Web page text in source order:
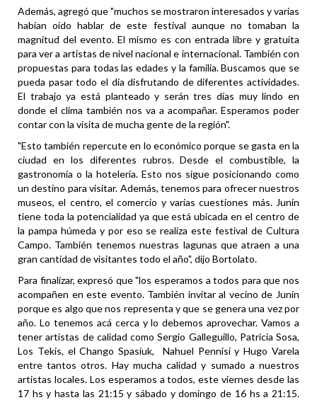
Además, agregó que "muchos se mostraron interesados y varias
habían oído hablar de este festival aunque no tomaban la
magnitud del evento. El mismo es con entrada libre y gratuita
para ver a artistas de nivel nacional e internacional. También con
propuestas para todas las edades y la familia. Buscamos que se
pueda pasar todo el día disfrutando de diferentes actividades.
El trabajo ya está planteado y serán tres días muy lindo en
donde el clima también nos va a acompañar. Esperamos poder
contar con la visita de mucha gente de la región".
"Esto también repercute en lo económico porque se gasta en la
ciudad en los diferentes rubros. Desde el combustible, la
gastronomía o la hotelería. Esto nos sigue posicionando como
un destino para visitar. Además, tenemos para ofrecer nuestros
museos, el centro, el comercio y varias cuestiones más. Junín
tiene toda la potencialidad ya que está ubicada en el centro de
la pampa húmeda y por eso se realiza este festival de Cultura
Campo. También tenemos nuestras lagunas que atraen a una
gran cantidad de visitantes todo el año", dijo Bortolato.
Para finalizar, expresó que "los esperamos a todos para que nos
acompañen en este evento. También invitar al vecino de Junín
porque es algo que nos representa y que se genera una vez por
año. Lo tenemos acá cerca y lo debemos aprovechar. Vamos a
tener artistas de calidad como Sergio Galleguillo, Patricia Sosa,
Los Tekis, el Chango Spasiuk, Nahuel Pennisi y Hugo Varela
entre tantos otros. Hay mucha calidad y sumado a nuestros
artistas locales. Los esperamos a todos, este viernes desde las
17 hs y hasta las 21:15 y sábado y domingo de 16 hs a 21:15.